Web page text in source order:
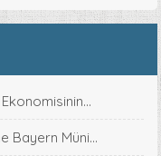
Bayern Müni...